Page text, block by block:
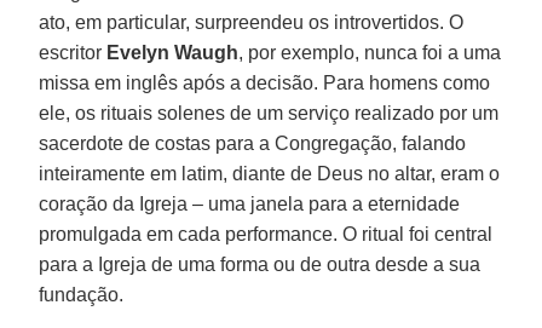
ato, em particular, surpreendeu os introvertidos. O
escritor Evelyn Waugh, por exemplo, nunca foi a uma
missa em inglês após a decisão. Para homens como
ele, os rituais solenes de um serviço realizado por um
sacerdote de costas para a Congregação, falando
inteiramente em latim, diante de Deus no altar, eram o
coração da Igreja – uma janela para a eternidade
promulgada em cada performance. O ritual foi central
para a Igreja de uma forma ou de outra desde a sua
fundação.